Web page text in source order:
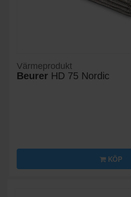
Värmeprodukt
Beurer HD 75 Nordic
KÖP